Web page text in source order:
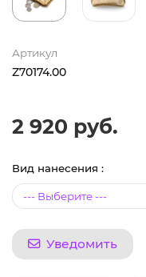
Артикул
Z70174.00
2 920 руб.
Вид нанесения :
Уведомить